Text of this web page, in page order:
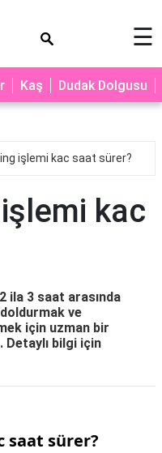
☰
Kaş Dudak Dolgusu
işlemi kac saat sürer?
kac
ila 3 saat arasında
ve
için uzman bir
Detaylı bilgi için
saat sürer?